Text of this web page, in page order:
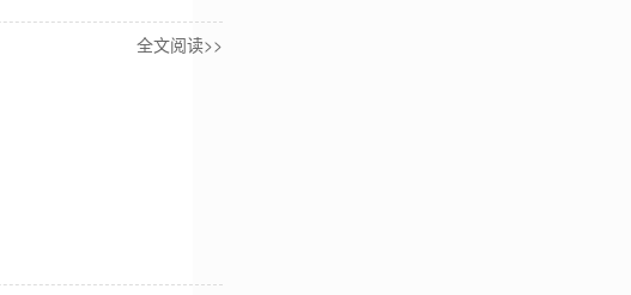
全文阅读>>